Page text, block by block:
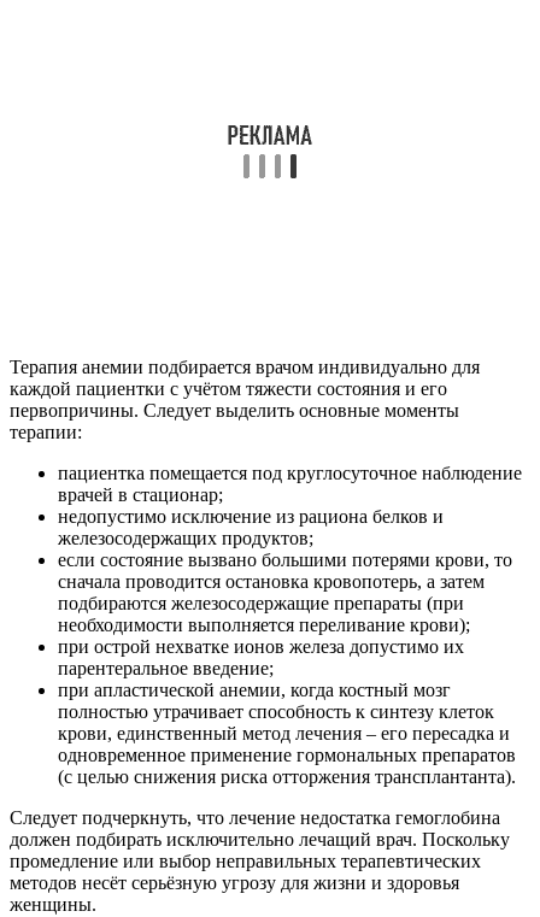
Терапия анемии подбирается врачом индивидуально для
каждой пациентки с учётом тяжести состояния и его
первопричины. Следует выделить основные моменты
терапии:
пациентка помещается под круглосуточное наблюдение
врачей в стационар;
недопустимо исключение из рациона белков и
железосодержащих продуктов;
если состояние вызвано большими потерями крови, то
сначала проводится остановка кровопотерь, а затем
подбираются железосодержащие препараты (при
необходимости выполняется переливание крови);
при острой нехватке ионов железа допустимо их
парентеральное введение;
при апластической анемии, когда костный мозг
полностью утрачивает способность к синтезу клеток
крови, единственный метод лечения – его пересадка и
одновременное применение гормональных препаратов
(с целью снижения риска отторжения трансплантанта).
Следует подчеркнуть, что лечение недостатка гемоглобина
должен подбирать исключительно лечащий врач. Поскольку
промедление или выбор неправильных терапевтических
методов несёт серьёзную угрозу для жизни и здоровья
женщины.